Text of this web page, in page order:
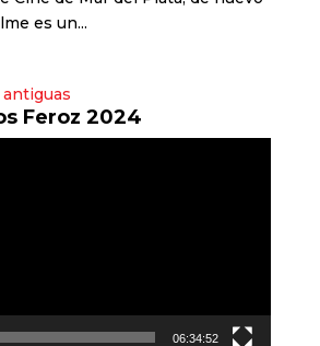
es un...
antiguas
Feroz 2024
06:34:52